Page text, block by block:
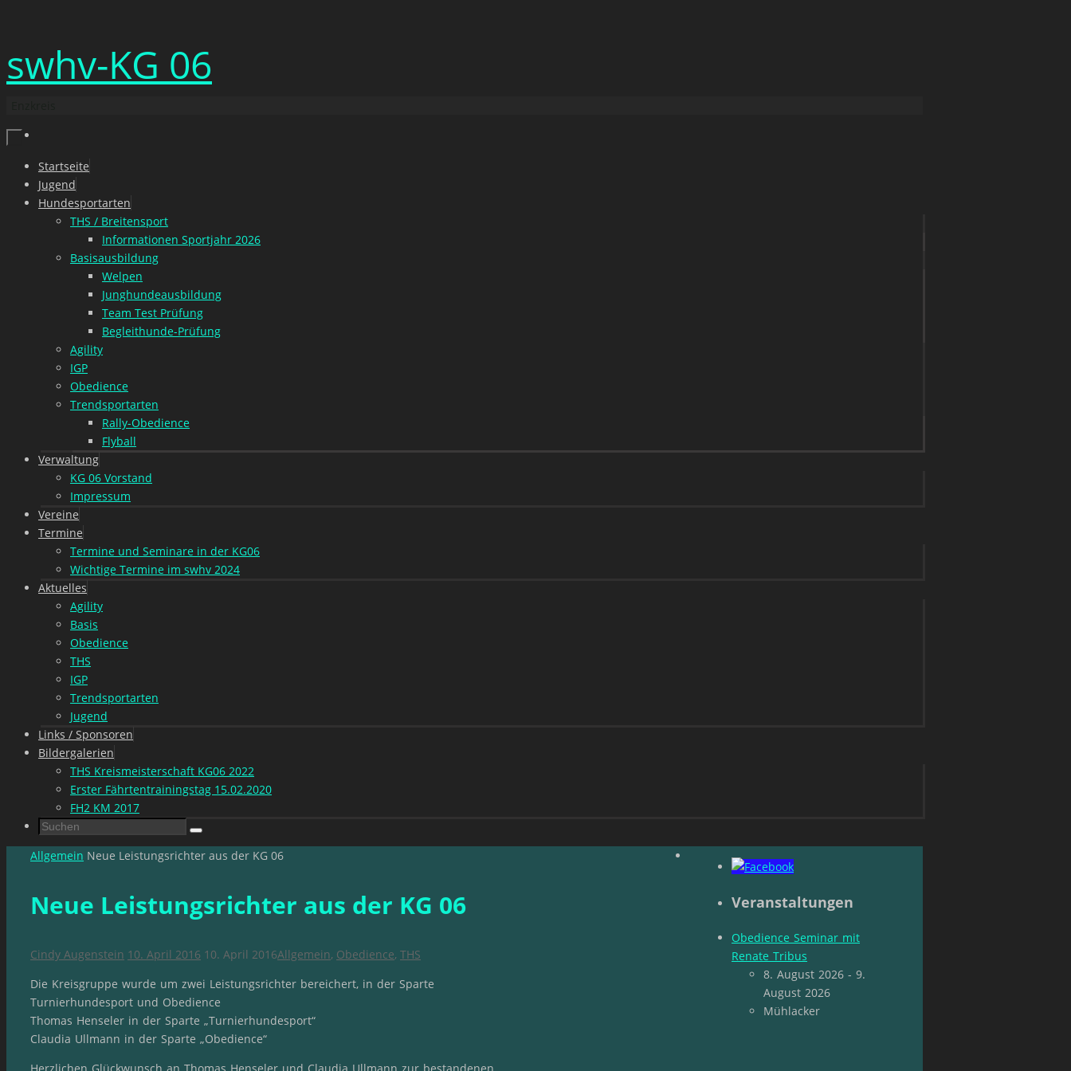
Inhalt
springen
swhv-KG 06
Zum
Inhalt
springen
Startseite
Jugend
Hundesportarten
THS / Breitensport
Informationen Sportjahr 2026
Basisausbildung
Welpen
Junghundeausbildung
Team Test Prüfung
Begleithunde-Prüfung
Agility
IGP
Obedience
Trendsportarten
Rally-Obedience
Flyball
Verwaltung
KG 06 Vorstand
Impressum
Vereine
Termine
Termine und Seminare in der KG06
Wichtige Termine im swhv 2024
Aktuelles
Agility
Basis
Obedience
THS
IGP
Trendsportarten
Jugend
Links / Sponsoren
Bildergalerien
THS Kreismeisterschaft KG06 2022
Erster Fährtentrainingstag 15.02.2020
FH2 KM 2017
Suchen
nach:
Suchen
Start
Allgemein Neue Leistungsrichter aus der KG 06
Neue Leistungsrichter aus der KG 06
Cindy Augenstein 10. April 2016 10. April 2016Allgemein, Obedience, THS
Die Kreisgruppe wurde um zwei Leistungsrichter bereichert, in der Sparte
Turnierhundesport und Obedience
Thomas Henseler in der Sparte „Turnierhundesport“
Claudia Ullmann in der Sparte „Obedience“
Veranstaltungen
Obedience Seminar mit
Renate Tribus
8. August 2026 - 9.
August 2026
Mühlacker